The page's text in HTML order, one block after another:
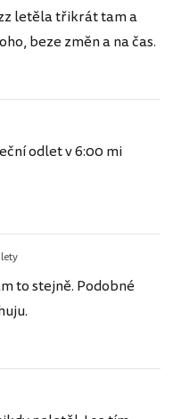
letěla třikrát tam a
beze změn a na čas.
odlet v 6:00 mi
to stejně. Podobné